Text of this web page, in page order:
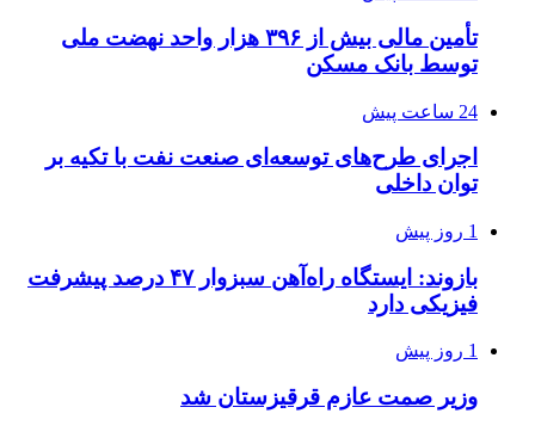
تأمین مالی بیش از ۳۹۶ هزار واحد نهضت ملی
توسط بانک مسکن
24 ساعت پیش
اجرای طرح‌های توسعه‌ای صنعت نفت با تکیه بر
توان داخلی
1 روز پیش
بازوند: ایستگاه راه‌آهن سبزوار ۴۷ درصد پیشرفت
فیزیکی دارد
1 روز پیش
وزیر صمت عازم قرقیزستان شد